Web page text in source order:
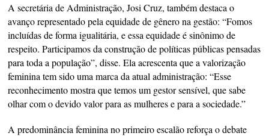
A secretária de Administração, Josi Cruz, também destaca o
avanço representado pela equidade de gênero na gestão: “Fomos
incluídas de forma igualitária, e essa equidade é sinônimo de
respeito. Participamos da construção de políticas públicas pensadas
para toda a população”, disse. Ela acrescenta que a valorização
feminina tem sido uma marca da atual administração: “Esse
reconhecimento mostra que temos um gestor sensível, que sabe
olhar com o devido valor para as mulheres e para a sociedade.”
A predominância feminina no primeiro escalão reforça o debate